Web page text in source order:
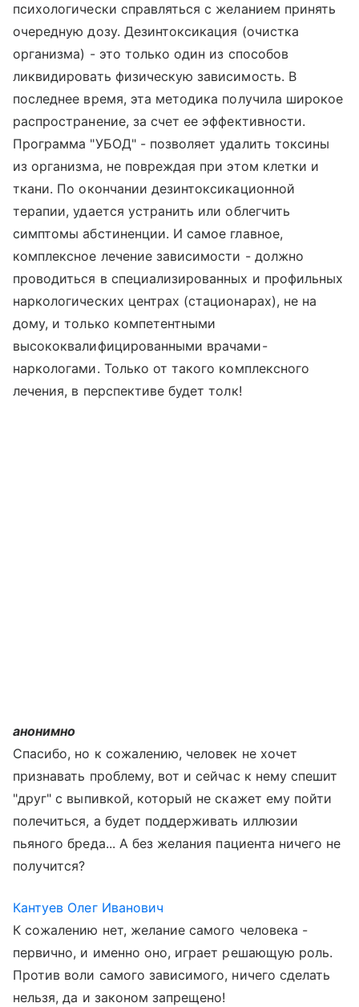
психологически справляться с желанием принять
очередную дозу. Дезинтоксикация (очистка
организма) - это только один из способов
ликвидировать физическую зависимость. В
последнее время, эта методика получила широкое
распространение, за счет ее эффективности.
Программа "УБОД" - позволяет удалить токсины
из организма, не повреждая при этом клетки и
ткани. По окончании дезинтоксикационной
терапии, удается устранить или облегчить
симптомы абстиненции. И самое главное,
комплексное лечение зависимости - должно
проводиться в специализированных и профильных
наркологических центрах (стационарах), не на
дому, и только компетентными
высококвалифицированными врачами-
наркологами. Только от такого комплексного
лечения, в перспективе будет толк!
анонимно
Спасибо, но к сожалению, человек не хочет
признавать проблему, вот и сейчас к нему спешит
"друг" с выпивкой, который не скажет ему пойти
полечиться, а будет поддерживать иллюзии
пьяного бреда... А без желания пациента ничего не
получится?
Кантуев Олег Иванович
К сожалению нет, желание самого человека -
первично, и именно оно, играет решающую роль.
Против воли самого зависимого, ничего сделать
нельзя, да и законом запрещено!